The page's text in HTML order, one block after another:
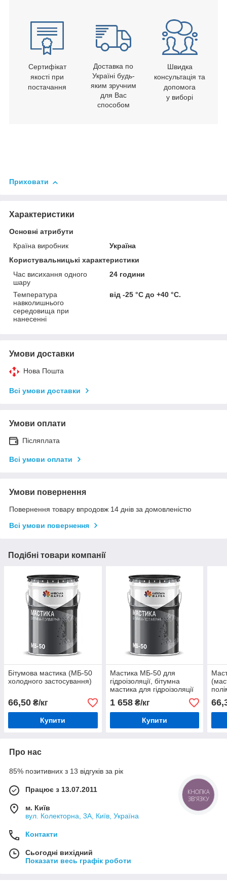
Сертифікат
якості при
постачання
Доставка по
Україні будь-
яким зручним
для Вас
способом
Швидка
консультація та
допомога
у виборі
Приховати
Характеристики
Основні атрибути
Країна виробник
Україна
Користувальницькі характеристики
Час висихання одного
шару
24 години
Температура
навколишнього
середовища при
нанесенні
від -25 °С до +40 °С.
Умови доставки
Нова Пошта
Всі умови доставки
Умови оплати
Післяплата
Всі умови оплати
Умови повернення
Повернення товару впродовж 14 днів за домовленістю
Всі умови повернення
Подібні товари компанії
Бітумова мастика (МБ-50
холодного застосування)
66,50 ₴/кг
Купити
Мастика МБ-50 для
гідроізоляції, бітумна
мастика для гідроізоляції
фундаменту та покрівлі 25
кг
1 658₴/кг
Купити
Про нас
85% позитивних з 13 відгуків за рік
Працює з 13.07.2011
м. Київ
вул. Колекторна, 3А, Київ, Україна
Контакти
Сьогодні вихідний
Показати весь графік роботи
КНОПКА
ЗВ'ЯЗКУ